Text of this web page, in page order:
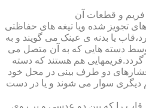
فریم و قطعات آن
تجویز شده ویا تیغه های حفاظتی
یا بدنه ی عینک می گویند و به
دسته هایی که به آن متصل می
هم هستند که دسته
دو طرف بینی در محل خود
دیگری سوار می شوند و یا در دست